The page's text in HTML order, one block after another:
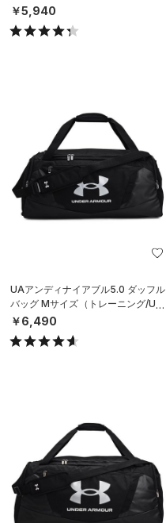
SEX）
￥5,940
UAアンディナイアブル5.0 ダッフル
バッグ Mサイズ（トレーニング/UNI
SEX）
￥6,490